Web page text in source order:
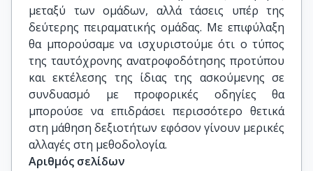
μεταξύ των ομάδων, αλλά τάσεις υπέρ της
δεύτερης πειραματικής ομάδας. Με επιφύλαξη
θα μπορούσαμε να ισχυριστούμε ότι ο τύπος
της ταυτόχρονης ανατροφοδότησης προτύπου
και εκτέλεσης της ίδιας της ασκούμενης σε
συνδυασμό με προφορικές οδηγίες θα
μπορούσε να επιδράσει περισσότερο θετικά
στη μάθηση δεξιοτήτων εφόσον γίνουν μερικές
αλλαγές στη μεθοδολογία.
Αριθμός σελίδων